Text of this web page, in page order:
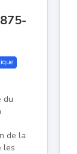
du
de la
les